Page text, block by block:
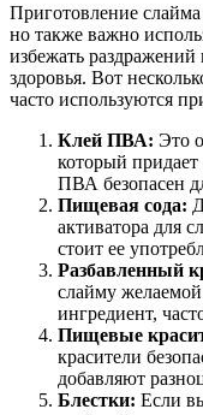
Приготовление
но также важно
избежать раздражений
здоровья. Вот
часто используются
Клей ПВА: Это
который придает
ПВА безопасен
Пищевая сода:
активатора для
стоит ее
Разбавленный
слайму
ингредиент,
Пищевые
красители
добавляют
Блестки: Если